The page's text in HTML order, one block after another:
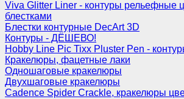
Viva Glitter Liner - контуры рельефные
блестками
Блестки контурные DecArt 3D
Контуры - ДЁШЕВО!
Hobby Line Pic Tixx Pluster Pen -
Кракелюры, фацетные лаки
Одношаговые кракелюры
Двухшаговые кракелюры
Cadence Spider Crackle, кракелюры